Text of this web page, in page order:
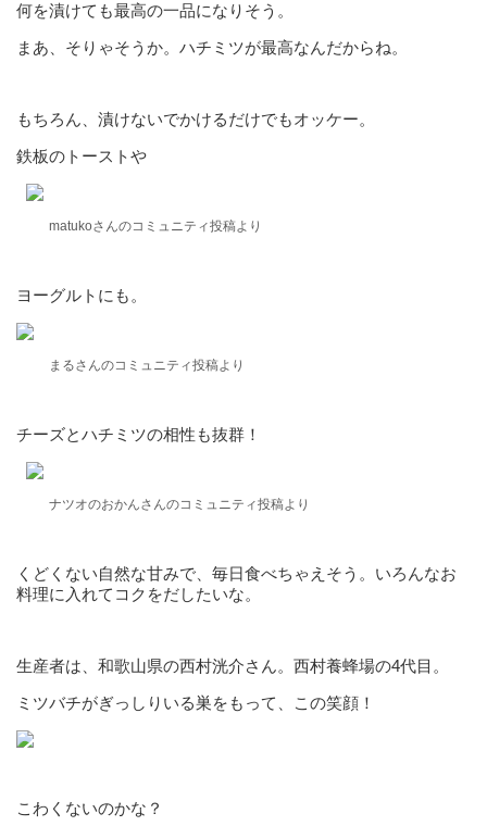
何を漬けても最高の一品になりそう。
まあ、そりゃそうか。ハチミツが最高なんだからね。
もちろん、漬けないでかけるだけでもオッケー。
鉄板のトーストや
matukoさんのコミュニティ投稿より
ヨーグルトにも。
まるさんのコミュニティ投稿より
チーズとハチミツの相性も抜群！
ナツオのおかんさんのコミュニティ投稿より
くどくない自然な甘みで、毎日食べちゃえそう。いろんなお
料理に入れてコクをだしたいな。
生産者は、和歌山県の西村洸介さん。西村養蜂場の4代目。
ミツバチがぎっしりいる巣をもって、この笑顔！
こわくないのかな？